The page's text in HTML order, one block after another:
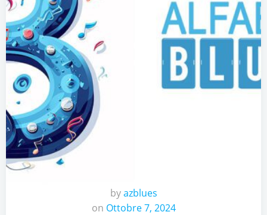
byazblues
on Ottobre 7, 2024